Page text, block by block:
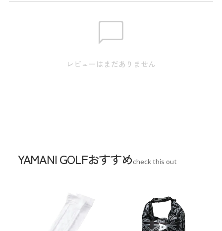
W39cm / D18cm / H37cm
合成皮革(PU)
生産国
インドネシア
レビューはまだありません
YAMANI GOLFおすすめcheck this out